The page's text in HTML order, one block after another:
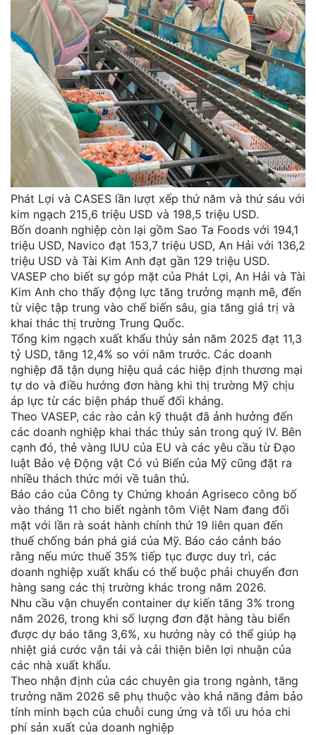
Phát Lợi và CASES lần lượt xếp thứ năm và thứ sáu với
kim ngạch 215,6 triệu USD và 198,5 triệu USD.
Bốn doanh nghiệp còn lại gồm Sao Ta Foods với 194,1
triệu USD, Navico đạt 153,7 triệu USD, An Hải với 136,2
triệu USD và Tài Kim Anh đạt gần 129 triệu USD.
VASEP cho biết sự góp mặt của Phát Lợi, An Hải và Tài
Kim Anh cho thấy động lực tăng trưởng mạnh mẽ, đến
từ việc tập trung vào chế biến sâu, gia tăng giá trị và
khai thác thị trường Trung Quốc.
Tổng kim ngạch xuất khẩu thủy sản năm 2025 đạt 11,3
tỷ USD, tăng 12,4% so với năm trước. Các doanh
nghiệp đã tận dụng hiệu quả các hiệp định thương mại
tự do và điều hướng đơn hàng khi thị trường Mỹ chịu
áp lực từ các biện pháp thuế đối kháng.
Theo VASEP, các rào cản kỹ thuật đã ảnh hưởng đến
các doanh nghiệp khai thác thủy sản trong quý IV. Bên
cạnh đó, thẻ vàng IUU của EU và các yêu cầu từ Đạo
luật Bảo vệ Động vật Có vú Biển của Mỹ cũng đặt ra
nhiều thách thức mới về tuân thủ.
Báo cáo của Công ty Chứng khoán Agriseco công bố
vào tháng 11 cho biết ngành tôm Việt Nam đang đối
mặt với lần rà soát hành chính thứ 19 liên quan đến
thuế chống bán phá giá của Mỹ. Báo cáo cảnh báo
rằng nếu mức thuế 35% tiếp tục được duy trì, các
doanh nghiệp xuất khẩu có thể buộc phải chuyển đơn
hàng sang các thị trường khác trong năm 2026.
Nhu cầu vận chuyển container dự kiến tăng 3% trong
năm 2026, trong khi số lượng đơn đặt hàng tàu biển
được dự báo tăng 3,6%, xu hướng này có thể giúp hạ
nhiệt giá cước vận tải và cải thiện biên lợi nhuận của
các nhà xuất khẩu.
Theo nhận định của các chuyên gia trong ngành, tăng
trưởng năm 2026 sẽ phụ thuộc vào khả năng đảm bảo
tính minh bạch của chuỗi cung ứng và tối ưu hóa chi
phí sản xuất của doanh nghiệp